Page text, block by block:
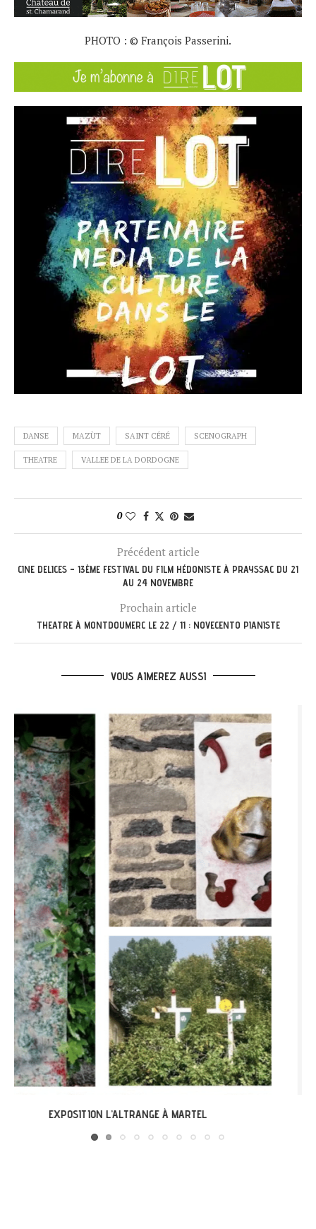
PHOTO : © François Passerini.
DANSE MAZÙT SAINT CÉRÉ SCENOGRAPH
THEATRE VALLEE DE LA DORDOGNE
0
Précédent article
CINE DELICES – 13ÈME FESTIVAL DU FILM HÉDONISTE À PRAYSSAC DU 21
AU 24 NOVEMBRE
Prochain article
THEATRE À MONTDOUMERC LE 22 / 11 : NOVECENTO PIANISTE
VOUS AIMEREZ AUSSI
LABASTIDE-DU-VERT : EXPO « ARBONIRISME »